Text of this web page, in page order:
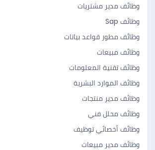
وظائف مدير مشتريات
وظائف Sap
وظائف مطور قواعد بيانات
وظائف مبيعات
وظائف تقنية المعلومات
وظائف الموارد البشرية
وظائف مدير منتجات
وظائف محلل فني
وظائف أخصائي توظيف
وظائف مدير مبيعات